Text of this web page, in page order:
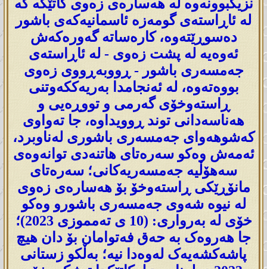
نزیکبوونەوە لە هەسارەی زەوی کاتێکە کە
لە ئاڕاستەی گومەزە ئاسمانیەکەی باشور
دەسوڕێتەوە، کارەساتە گەورەکەش
ئەوەیە لە پشت زەوی - لە ئاڕاستەی
جەمسەری باشور - ڕووبەڕووی زەوی
بووەتەوە، لە ئەنجامدا بەریەککەوتنی
ڕاستەوخۆی گەرمی و تووڕەیی و
هەناسەدانی توند ڕوویداوە، جا تەواوی
کەشوهەوای جەمسەری باشوری لەناوبرد،
ئەمەش وەکو سەرەتای هاتنەدی توانەوەی
سەهۆڵیە جەمسەریەکانی؛ سەرەتای
مانۆڕێکی ڕاستەوخۆ بۆ هەسارەی زەوی
لە نیوە شەوی جەمسەری باشورو وەکو
خۆی لە بەرواری: (10 ی تەمموزی 2023)؛
جا هەروەک بە حەق فەتوامان بۆ دان هیچ
پاشەکشەیەک لەوەدا نیە؛ بەڵکو زستانی